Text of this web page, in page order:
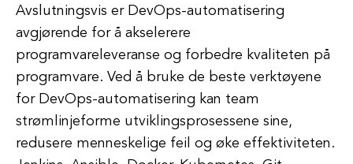
Avslutningsvis er DevOps-automatisering
avgjørende for å akselerere
programvareleveranse og forbedre kvaliteten på
programvare. Ved å bruke de beste verktøyene
for DevOps-automatisering kan team
strømlinjeforme utviklingsprosessene sine,
redusere menneskelige feil og øke effektiviteten.